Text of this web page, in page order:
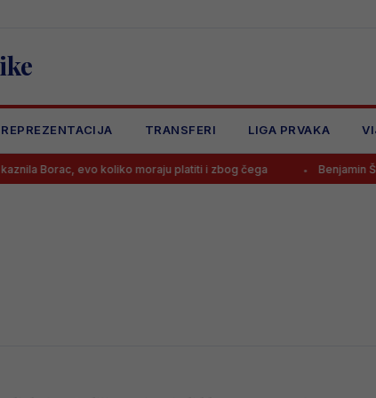
TRANSFERI LIGA PRVAKA
Borac, evo koliko moraju platiti i zbog čega Benjamin